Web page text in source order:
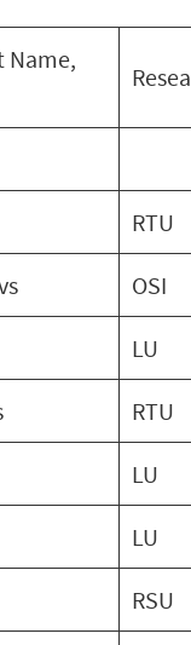
Name,
RTU
OSI
LU
RTU
LU
LU
RSU